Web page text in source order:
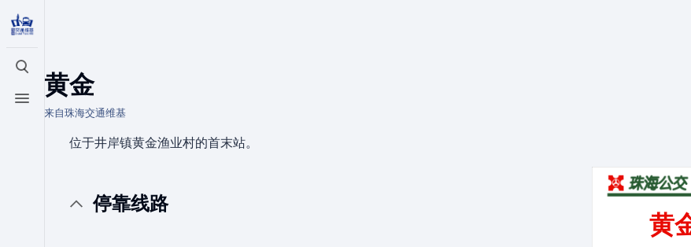
打开/关闭搜索
打开/关闭菜单
黄金
来自珠海交通维基
位于井岸镇黄金渔业村的首末站。
黄
停靠线路